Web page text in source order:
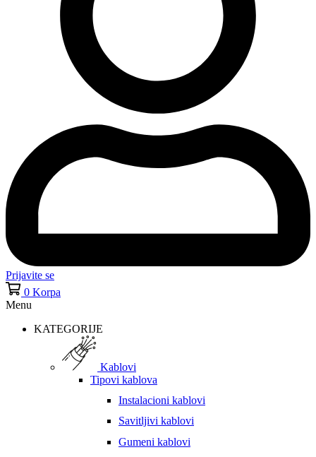
Prijavite se
0 Korpa
Menu
KATEGORIJE
Kablovi
Tipovi kablova
Instalacioni kablovi
Savitljivi kablovi
Gumeni kablovi